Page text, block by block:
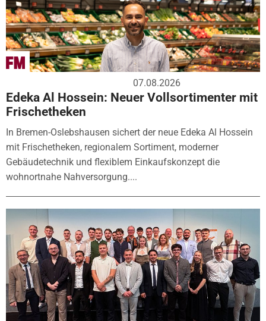
07.08.2026
Edeka Al Hossein: Neuer Vollsortimenter mit
Frischetheken
In Bremen-Oslebshausen sichert der neue Edeka Al Hossein
mit Frischetheken, regionalem Sortiment, moderner
Gebäudetechnik und flexiblem Einkaufskonzept die
wohnortnahe Nahversorgung....